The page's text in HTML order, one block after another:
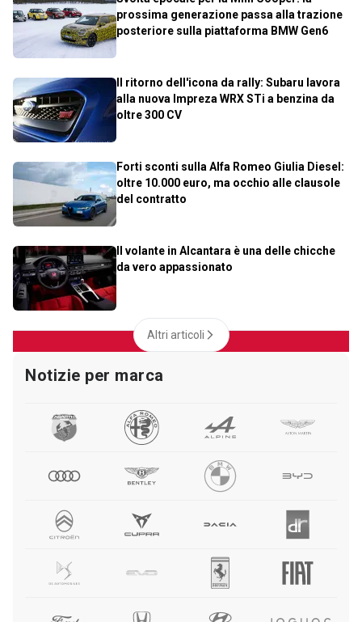
prossima generazione passa alla trazione
posteriore sulla piattaforma BMW Gen6
Il ritorno dell'icona da rally: Subaru lavora
alla nuova Impreza WRX STi a benzina da
oltre 300 CV
Forti sconti sulla Alfa Romeo Giulia Diesel:
oltre 10.000 euro, ma occhio alle clausole
del contratto
Il volante in Alcantara è una delle chicche
da vero appassionato
Altri articoli
Notizie per marca